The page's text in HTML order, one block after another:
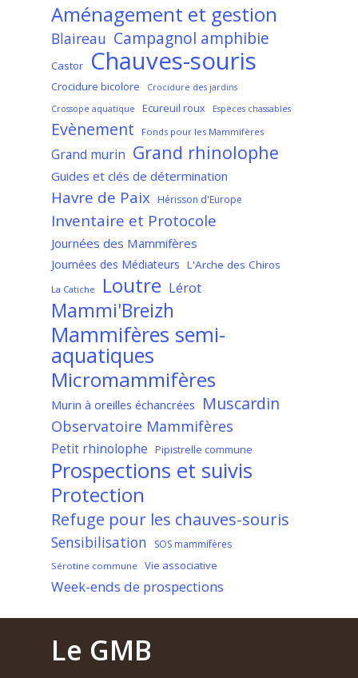
Aménagement et gestion
Blaireau Campagnol amphibie
Castor Chauves-souris
Crocidure bicolore
Crocidure des jardins
Crossope aquatique
Ecureuil roux Espèces chassables
Evènement Fonds pour les Mammifères
Grand murin Grand rhinolophe
Guides et clés de détermination
Havre de Paix Hérisson d'Europe
Inventaire et Protocole
Journées des Mammifères
Journées des Médiateurs L'Arche des Chiros
La Catiche Loutre Lérot
Mammi'Breizh
Mammifères semi-
aquatiques
Micromammifères
Murin à oreilles échancrées Muscardin
Observatoire Mammifères
Petit rhinolophe Pipistrelle commune
Prospections et suivis
Protection
Refuge pour les chauves-souris
Sensibilisation SOS mammifères
Sérotine commune Vie associative
Week-ends de prospections
Le GMB